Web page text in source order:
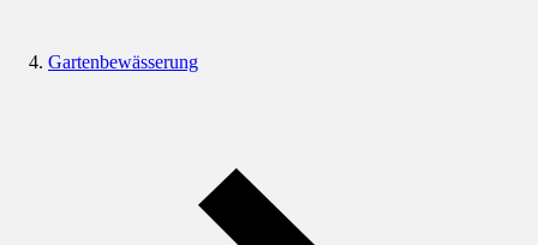
Gartenbewässerung